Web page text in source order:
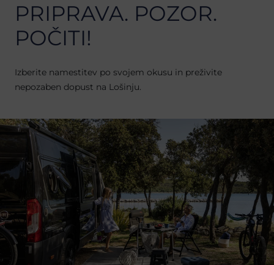
PRIPRAVA. POZOR.
POČITI!
Izberite namestitev po svojem okusu in preživite
nepozaben dopust na Lošinju.